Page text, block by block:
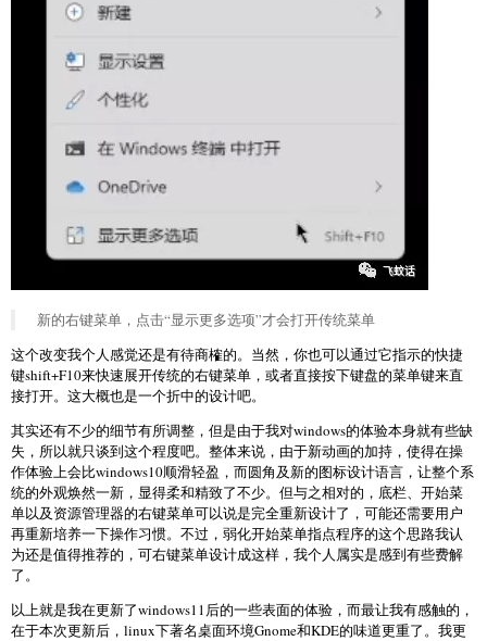
新的右键菜单，点击“显示更多选项”才会打开传统菜单
这个改变我个人感觉还是有待商榷的。当然，你也可以通过它指示的快捷
键shift+F10来快速展开传统的右键菜单，或者直接按下键盘的菜单键来直
接打开。这大概也是一个折中的设计吧。
其实还有不少的细节有所调整，但是由于我对windows的体验本身就有些缺
失，所以就只谈到这个程度吧。整体来说，由于新动画的加持，使得在操
作体验上会比windows10顺滑轻盈，而圆角及新的图标设计语言，让整个系
统的外观焕然一新，显得柔和精致了不少。但与之相对的，底栏、开始菜
单以及资源管理器的右键菜单可以说是完全重新设计了，可能还需要用户
再重新培养一下操作习惯。不过，弱化开始菜单指点程序的这个思路我认
为还是值得推荐的，可右键菜单设计成这样，我个人属实是感到有些费解
了。
以上就是我在更新了windows11后的一些表面的体验，而最让我有感触的，
在于本次更新后，linux下著名桌面环境Gnome和KDE的味道更重了。我更